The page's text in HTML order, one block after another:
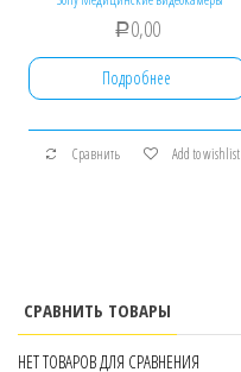
Р0,00
Подробнее
Сравнить Add to wishlist
СРАВНИТЬ ТОВАРЫ
НЕТ ТОВАРОВ ДЛЯ СРАВНЕНИЯ